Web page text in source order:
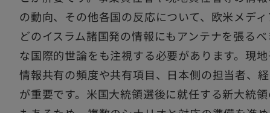
の動向、その他各国の反応について、欧米メデ
どのイスラム諸国発の情報にもアンテナを張る
な国際的世論をも注視する必要があります。現
情報共有の頻度や共有項目、日本側の担当者、
が重要です。米国大統領選後に就任する新大統